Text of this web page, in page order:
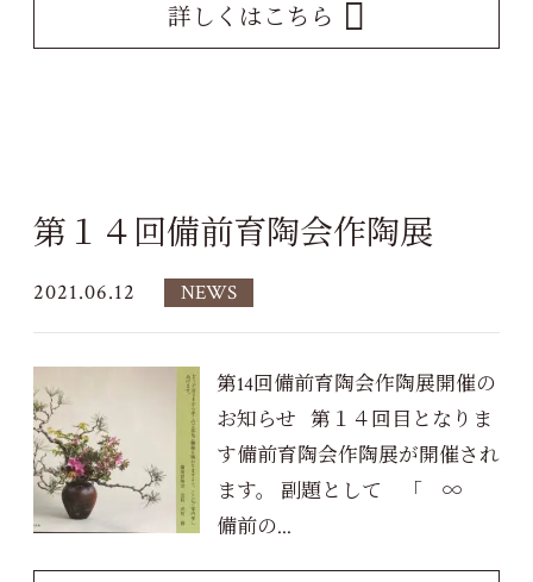
詳しくはこちら
第１４回備前育陶会作陶展
2021.06.12 NEWS
第14回備前育陶会作陶展開催の
お知らせ 第１４回目となりま
す備前育陶会作陶展が開催され
ます。 副題として 「 ∞
備前の...